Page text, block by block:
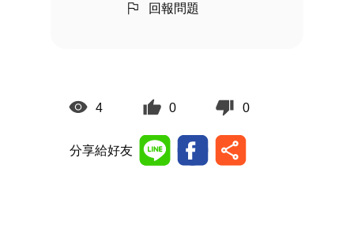
回報問題
4 0 0
分享給好友